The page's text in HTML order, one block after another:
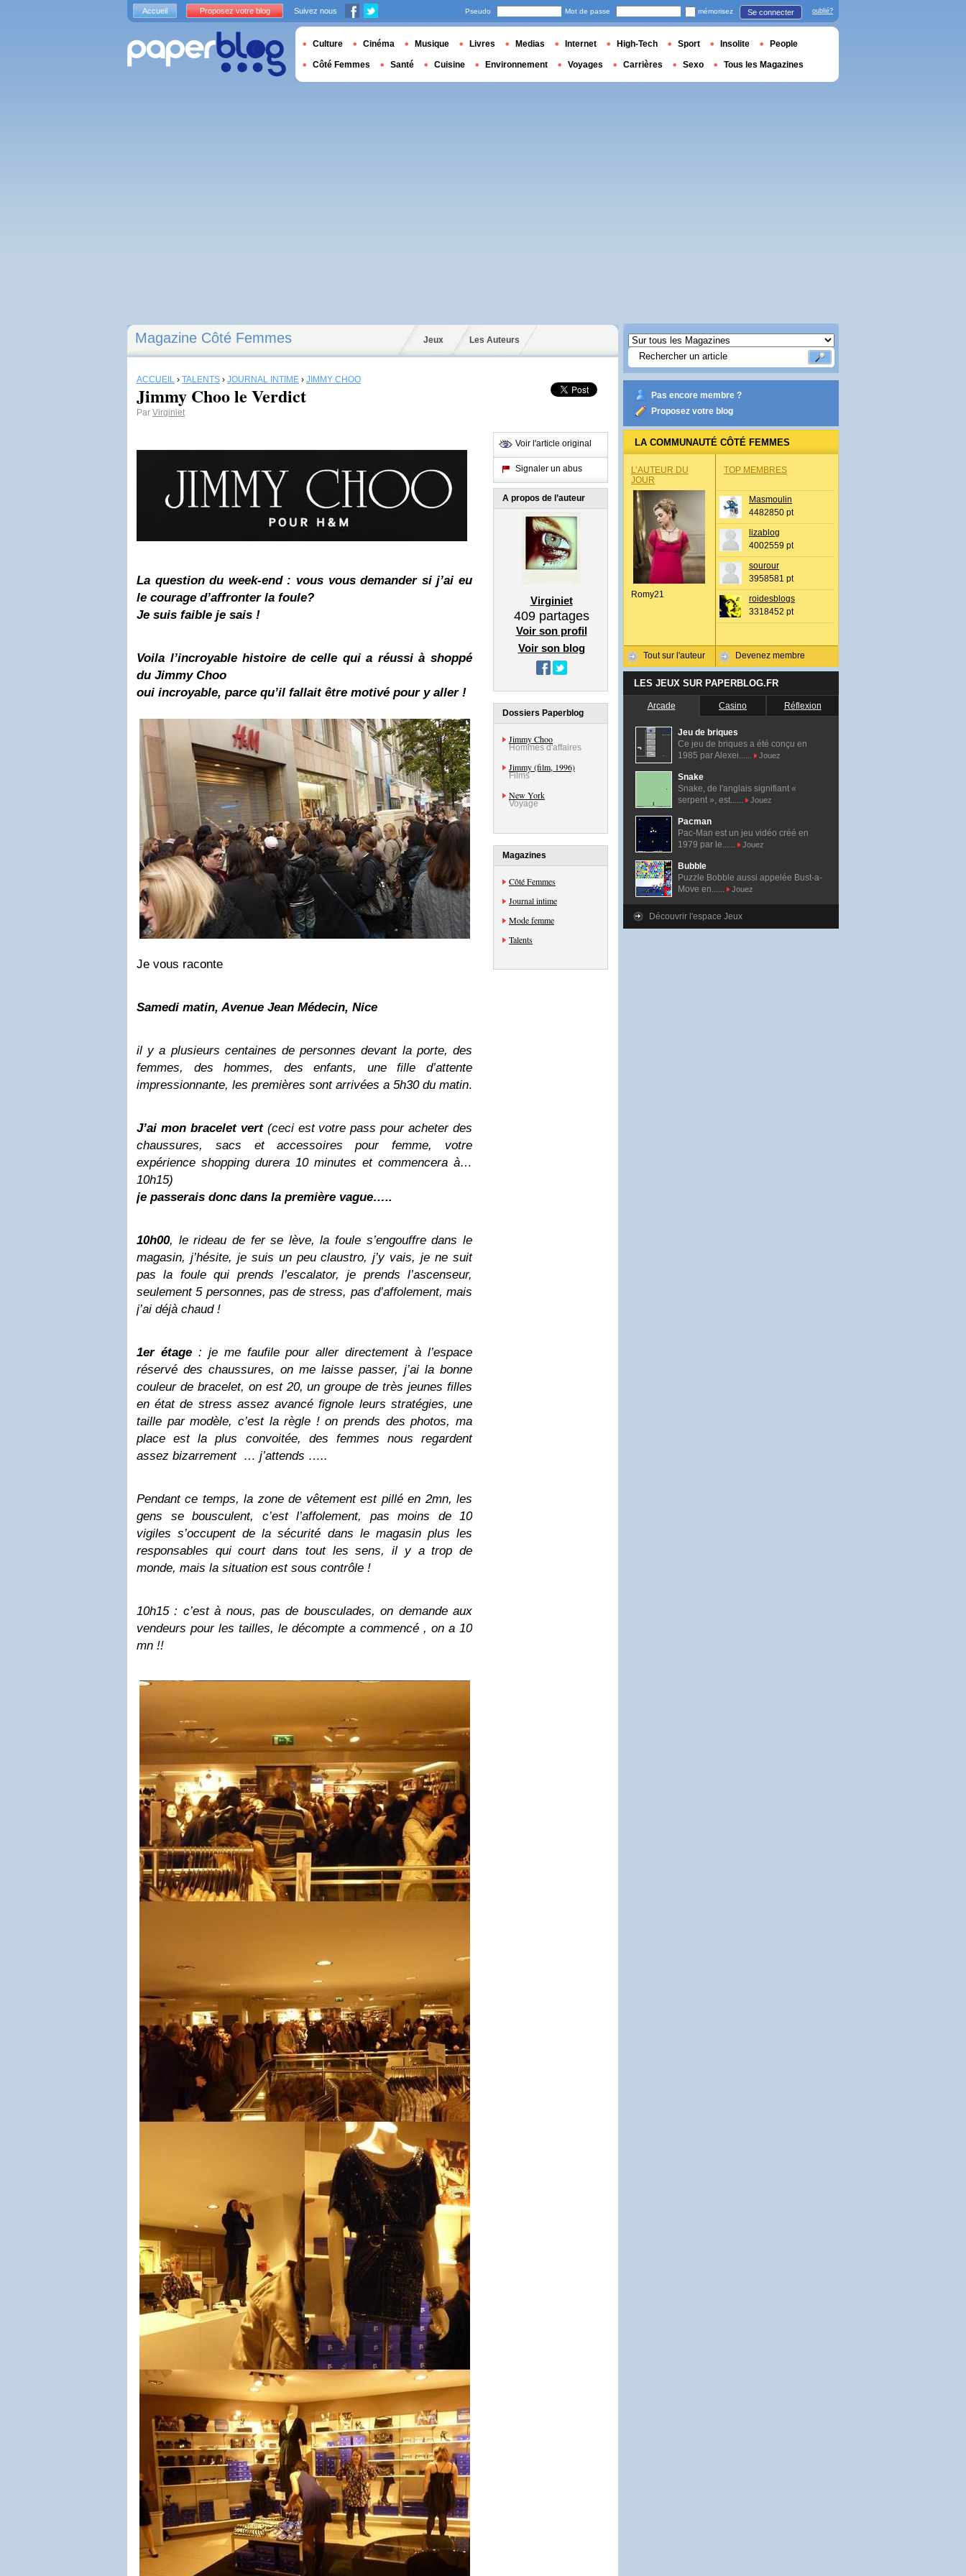
Magazine Côté Femmes Jeux Les Auteurs
ACCUEIL › TALENTS › JOURNAL INTIME › JIMMY CHOO
Jimmy Choo le Verdict
Par Virginiet
La question du week-end : vous vous demander si j’ai eu
le courage d’affronter la foule?
Je suis faible je sais !
Voila l’incroyable histoire de celle qui a réussi à shoppé
du Jimmy Choo
oui incroyable, parce qu’il fallait être motivé pour y aller !
Je vous raconte
Samedi matin, Avenue Jean Médecin, Nice
il y a plusieurs centaines de personnes devant la porte, des
femmes, des hommes, des enfants, une fille d’attente
impressionnante, les premières sont arrivées a 5h30 du matin.
J’ai mon bracelet vert(ceci est votre pass pour acheter des
chaussures, sacs et accessoires pour femme, votre
expérience shopping durera 10 minutes et commencera à…
10h15)
je passerais donc dans la première vague…..
10h00, le rideau de fer se lève, la foule s’engouffre dans le
magasin, j’hésite, je suis un peu claustro, j’y vais, je ne suit
pas la foule qui prends l’escalator, je prends l’ascenseur,
seulement 5 personnes, pas de stress, pas d’affolement, mais
j’ai déjà chaud !
1er étage : je me faufile pour aller directement à l’espace
réservé des chaussures, on me laisse passer, j’ai la bonne
couleur de bracelet, on est 20, un groupe de très jeunes filles
en état de stress assez avancé fignole leurs stratégies, une
taille par modèle, c’est la règle ! on prends des photos, ma
place est la plus convoitée, des femmes nous regardent
assez bizarrement … j’attends …..
Pendant ce temps, la zone de vêtement est pillé en 2mn, les
gens se bousculent, c’est l’affolement, pas moins de 10
vigiles s’occupent de la sécurité dans le magasin plus les
responsables qui court dans tout les sens, il y a trop de
monde, mais la situation est sous contrôle !
10h15 : c’est à nous, pas de bousculades, on demande aux
vendeurs pour les tailles, le décompte a commencé , on a 10
mn !!
Voir l'article original
Signaler un abus
A propos de l’auteur
Virginiet
409partages
Voir son profil
Voir son blog
Dossiers Paperblog
Jimmy Choo
Hommes d'affaires
Jimmy (film, 1996)
Films
New York
Voyage
Magazines
Côté Femmes
Journal intime
Mode femme
Talents
Pas encore membre ?
Proposez votre blog
LA COMMUNAUTÉ CÔTÉ FEMMES
L’AUTEUR DU
JOUR
Romy21
Tout sur l'auteur
TOP MEMBRES
Masmoulin
4482850 pt
lizablog
4002559 pt
sourour
3958581 pt
roidesblogs
3318452 pt
Devenez membre
LES JEUX SUR PAPERBLOG.FR
Arcade Casino Réflexion
Jeu de briques
Ce jeu de briques a été conçu en
1985 par Alexei......
Jouez
Snake
Snake, de l'anglais signifiant «
serpent », est......
Jouez
Pacman
Pac-Man est un jeu vidéo créé en
1979 par le......
Jouez
Bubble
Puzzle Bobble aussi appelée Bust-a-
Move en......
Jouez
Découvrir l'espace Jeux
Accueil Proposez votre blog Suivez nous Pseudo Mot de passe mémorisez Se connecter oublié?
Culture Cinéma Musique Livres Medias Internet High-Tech Sport Insolite People
Côté Femmes Santé Cuisine Environnement Voyages Carrières Sexo Tous les Magazines